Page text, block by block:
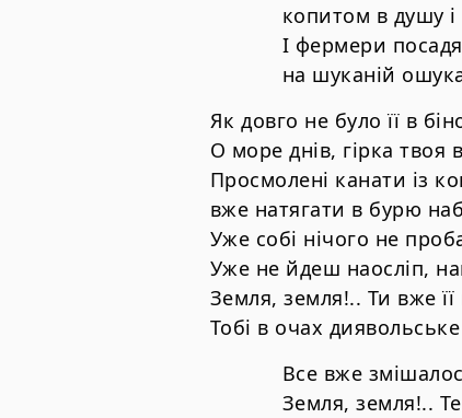
копитом в душу і в
І фермери
на шуканій
Як довго не було її в
О море днів, гірка твоя
Просмолені канати із
вже натягати в бурю
Уже собі нічого не
Уже не йдеш наосліп,
Земля, земля!.. Ти вже
Тобі в очах
Все вже змішалось.
Земля, земля!..